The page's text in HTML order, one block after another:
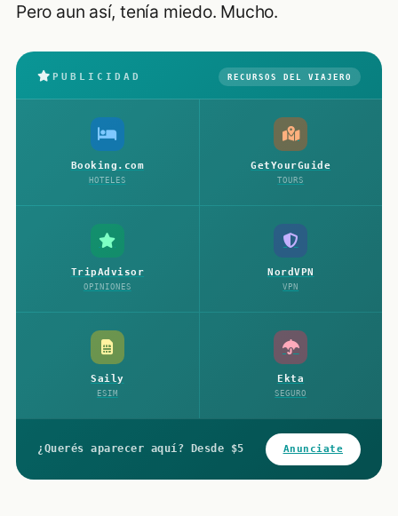
Pero aun así, tenía miedo. Mucho.
PUBLICIDAD RECURSOS DEL VIAJERO
Booking.com
HOTELES
GetYourGuide
TOURS
TripAdvisor
OPINIONES
NordVPN
VPN
Saily
ESIM
Ekta
SEGURO
¿Querés aparecer aquí? Desde $5 Anunciate